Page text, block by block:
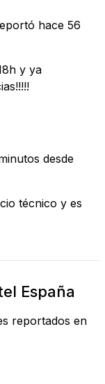
hace 56
y ya
desde
técnico y es
España
reportados en